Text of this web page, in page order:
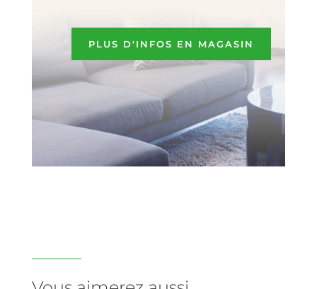
PLUS D'INFOS EN MAGASIN